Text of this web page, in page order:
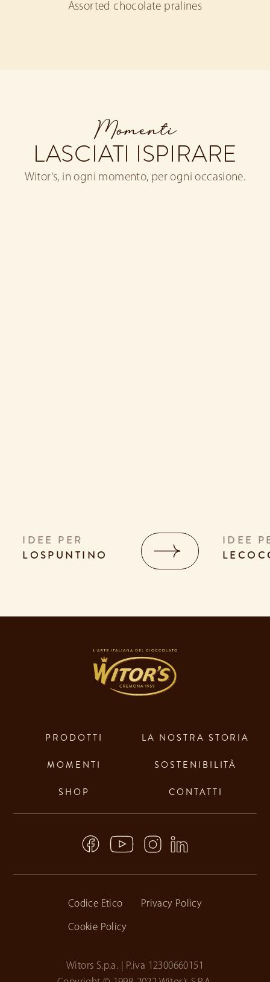
Assorted chocolate pralines
Momenti
LASCIATI ISPIRARE
Witor's, in ogni momento, per ogni occasione.
IDEE PER
LO SPUNTINO
IDEE
LE
PRODOTTI LA NOSTRA STORIA
MOMENTI SOSTENIBILITÀ
SHOP CONTATTI
Witors S.p.a. | P.iva 12300660151
Codice Etico Privacy Policy
Cookie Policy